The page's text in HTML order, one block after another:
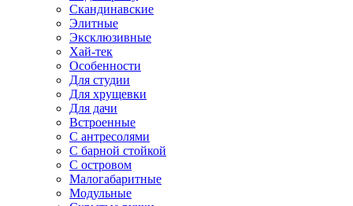
Скандинавские
Элитные
Эксклюзивные
Хай-тек
Особенности
Для студии
Для хрущевки
Для дачи
Встроенные
С антресолями
С барной стойкой
С островом
Малогабаритные
Модульные